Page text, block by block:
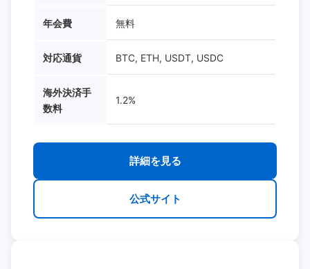
年会費 無料
対応通貨 BTC, ETH, USDT, USDC
海外決済手
数料
1.2%
詳細を見る
公式サイト